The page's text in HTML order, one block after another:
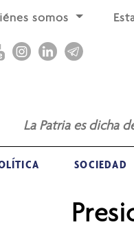
somos
La Patria es dicha
SOCIEDAD